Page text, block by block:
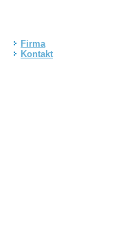
Firma
Kontakt